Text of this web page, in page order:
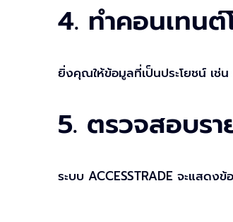
4. ทำคอนเทน
ยิ่งคุณให้ข้อมูลที่เป็นประโยชน์ เช่
5. ตรวจสอบรา
ระบบ ACCESSTRADE จะแสดง